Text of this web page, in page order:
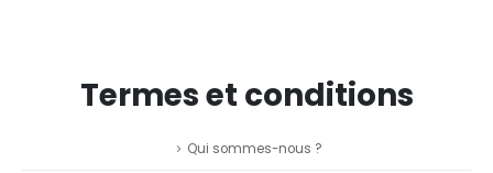
Termes et conditions
Qui sommes-nous ?